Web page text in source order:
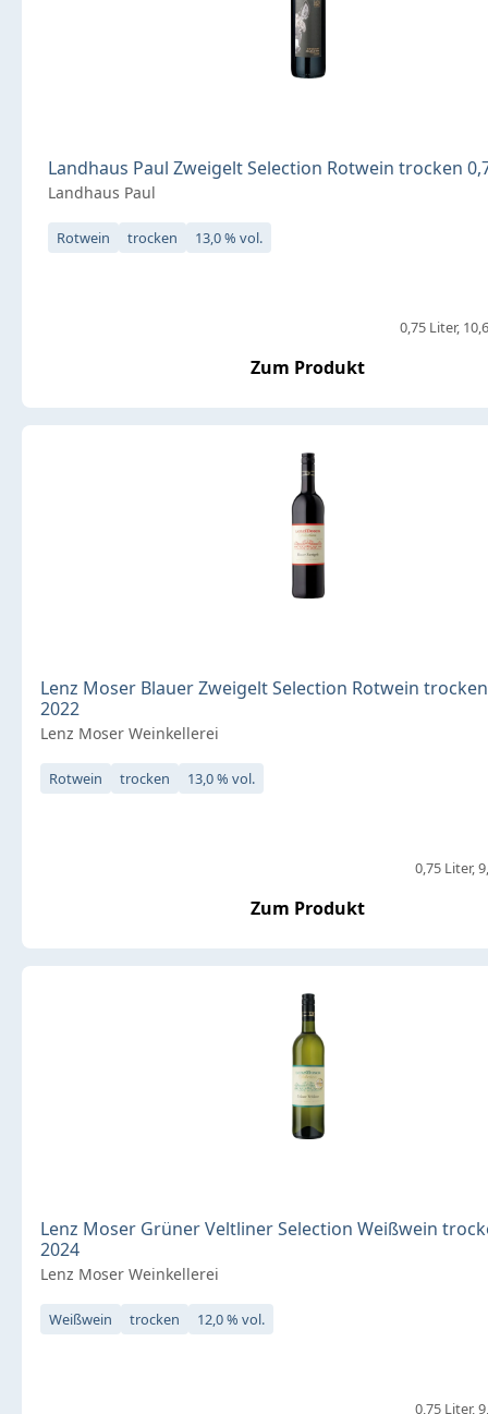
Landhaus Paul Zweigelt Selection Rotwein trocken
Landhaus Paul
Rotwein trocken 13,0 % vol.
0,75 Liter
Zum Produkt
Lenz Moser Blauer Zweigelt Selection Rotwein
2022
Lenz Moser Weinkellerei
Rotwein trocken 13,0 % vol.
0,75 Liter
Zum Produkt
Lenz Moser Grüner Veltliner Selection Weißwein
2024
Lenz Moser Weinkellerei
Weißwein trocken 12,0 % vol.
0,75 Liter